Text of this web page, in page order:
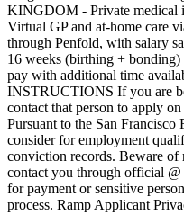
KINGDOM - Private medical
Virtual GP and at-home care
through Penfold, with salary
16 weeks (birthing +
pay with additional time
INSTRUCTIONS If you are
contact that person to apply
Pursuant to the San
consider for employment
conviction records. Beware
contact you through official @
for payment or sensitive
process. Ramp Applicant